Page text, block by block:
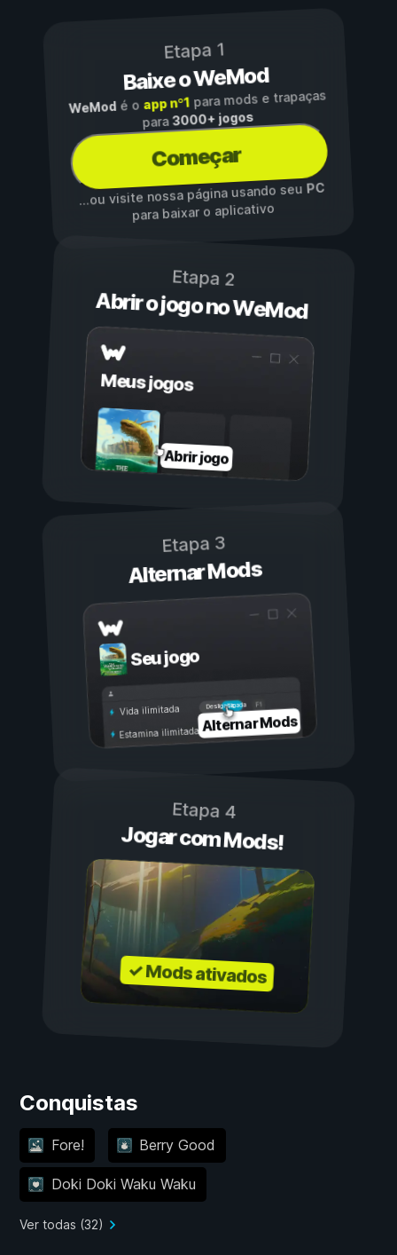
Etapa 1
Baixe o WeMod
WeModé o app nº1para mods e trapaças
para3000+ jogos
Começar
...ou visite nossa página usando seuPC
para baixar o aplicativo
Etapa 2
Abrir o jogo no WeMod
Meus jogos
Abrir jogo
Etapa 3
Alternar Mods
Seu jogo
Ligada
Desligada
Vida ilimitada
Estamina ilimitadaAlternar Mods
Etapa 4
Jogar com Mods!
✓ Mods ativados
Conquistas
Fore! Berry Good
Doki Doki Waku Waku
Ver todas (32)